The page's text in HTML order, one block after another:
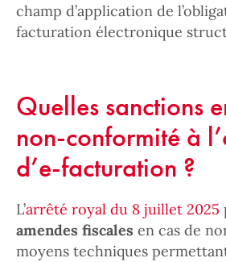
champ d’application de
facturation électronique
Quelles sanctions
non-conformité à
d’e-facturation ?
L’arrêté royal du 8 juillet 2025
amendes fiscales en cas de
moyens techniques